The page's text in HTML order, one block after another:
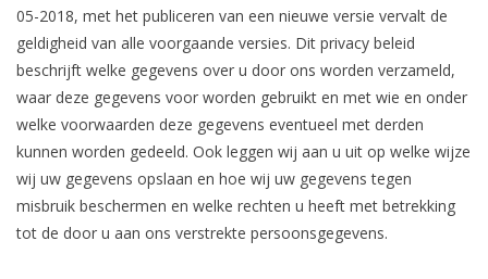
05-2018, met het publiceren van een nieuwe versie vervalt de
geldigheid van alle voorgaande versies. Dit privacy beleid
beschrijft welke gegevens over u door ons worden verzameld,
waar deze gegevens voor worden gebruikt en met wie en onder
welke voorwaarden deze gegevens eventueel met derden
kunnen worden gedeeld. Ook leggen wij aan u uit op welke wijze
wij uw gegevens opslaan en hoe wij uw gegevens tegen
misbruik beschermen en welke rechten u heeft met betrekking
tot de door u aan ons verstrekte persoonsgegevens.